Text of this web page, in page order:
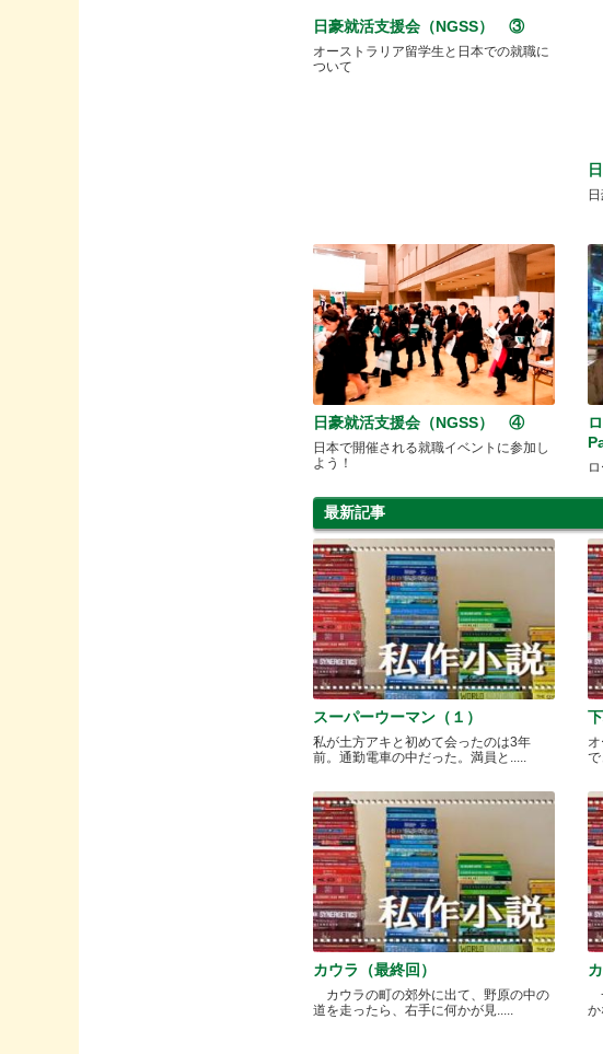
日豪就活支援会（NGSS） ③
オーストラリア留学生と日本での就職に
ついて
日豪就活支援会（NGSS） ④
日本で開催される就職イベントに参加し
よう！
最新記事
スーパーウーマン（１）
私が土方アキと初めて会ったのは3年
前。通勤電車の中だった。満員と.....
で
カウラ（最終回）
カウラの町の郊外に出て、野原の中の
道を走ったら、右手に何かが見.....
か